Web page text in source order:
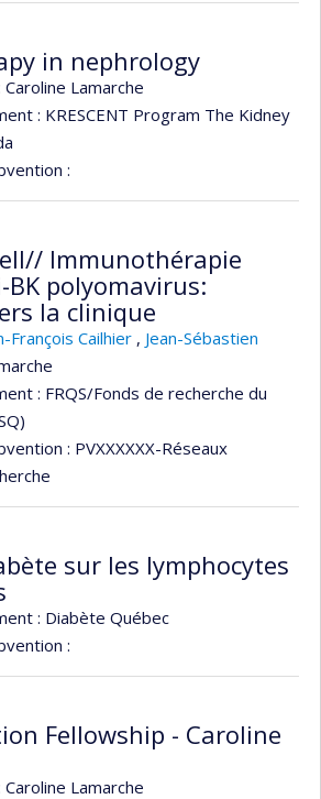
in nephrology
Caroline Lamarche
: KRESCENT Program The Kidney
:
Immunothérapie
polyomavirus:
la clinique
François Cailhier , Jean-Sébastien
: FRQS/Fonds de recherche du
: PVXXXXXX-Réseaux
sur les lymphocytes
: Diabète Québec
:
Fellowship - Caroline
Caroline Lamarche